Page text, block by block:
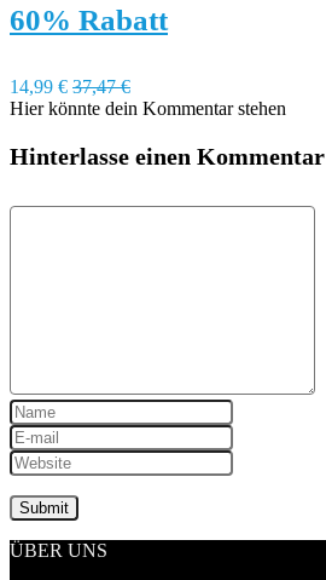
60% Rabatt
14,99 € 37,47 €
Hier könnte dein Kommentar stehen
Hinterlasse einen Kommentar
ÜBER UNS